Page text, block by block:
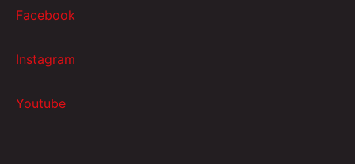
Facebook
Instagram
Youtube